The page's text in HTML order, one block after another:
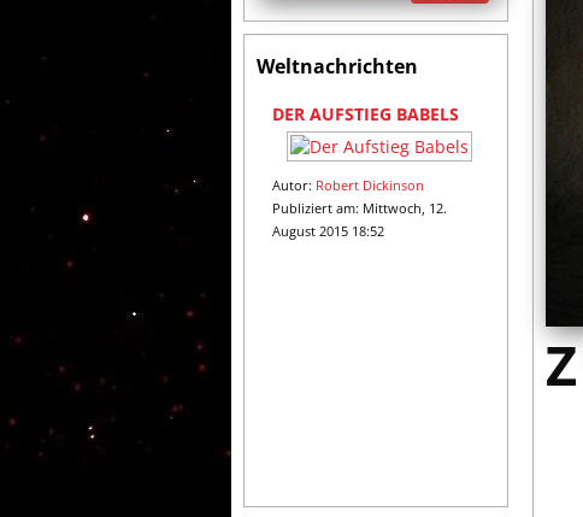
Weltnachrichten
1 2 3 4 5 6 7 8 9
DER AUFSTIEG BABELS
Autor: Robert Dickinson
Publiziert am: Mittwoch, 12.
August 2015 18:52
Z